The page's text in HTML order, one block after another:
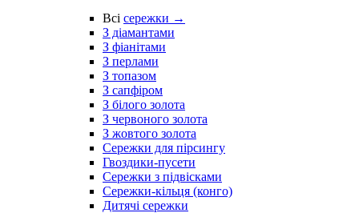
Всі сережки →
З діамантами
З фіанітами
З перлами
З топазом
З сапфіром
З білого золота
З червоного золота
З жовтого золота
Сережки для пірсингу
Гвоздики-пусети
Сережки з підвісками
Сережки-кільця (конго)
Дитячі сережки